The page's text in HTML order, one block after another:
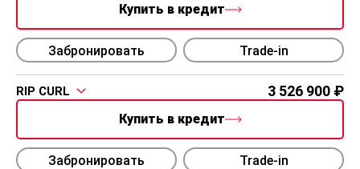
Купить в кредит
Забронировать Trade-in
RIP CURL 3 526 900
Купить в кредит
Забронировать Trade-in